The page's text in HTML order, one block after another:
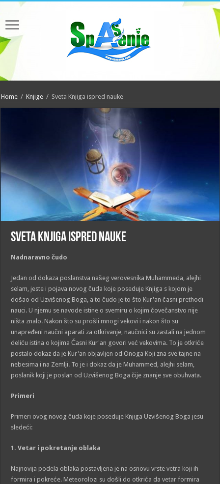
Home / Knjige / Sveta Knjiga ispred nauke
Sveta Knjiga ispred nauke
Nadnaravno čudo
Jedan od dokaza poslanstva našeg verovesnika Muhammeda, alejhi
selam, jeste i pojava novog čuda koje poseduje Knjiga s kojom je
došao od Uzvišenog Boga, a to čudo je to što Kur'an časni prethodi
nauci. U njemu se navode istine o svemiru o kojim čovečanstvo nije
ništa znalo. Nakon što su prošli mnogi vekovi i nakon što su
unapređeni naučni aparati za otkrivanje, naučnici su zastali na jednom
deliću istina o kojima Časni Kur'an govori već vekovima. To je otkriće
postalo dokaz da je Kur'an objavljen od Onoga Koji zna sve tajne na
nebesima i na Zemlji. To je i dokaz da je Muhammed, alejhi selam,
poslanik koji je poslan od Uzvišenog Boga čije znanje sve obuhvata.
Primeri
Primeri ovog novog čuda koje poseduje Knjiga Uzvišenog Boga jesu
sledeći:
1 . Vetar i pokretanje oblaka
Najnovija podela oblaka postavljena je na osnovu vrste vetra koji ih
formira i pokreće. Meteorolozi su došli do otkrića da vetar formira